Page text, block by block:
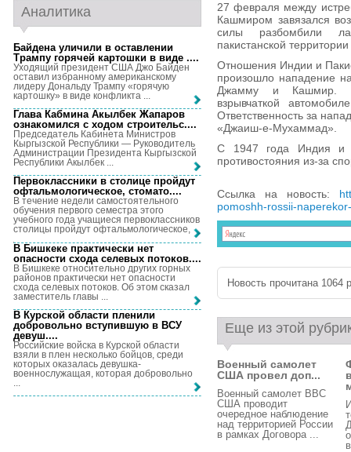
27 февраля между
Кашмиром завязался
силы разбомбили
пакистанской
Отношения Индии и
произошло нападение
Джамму и Кашмир.
взрывчаткой
Ответственность за
«Джаиш-е-Мухаммад».
С 1947 года Индия и
противостояния из-за
Ссылка на новость:
pomoshh-rossii-
Новость прочитана 1064
Еще из этой
Военный самолет
США провел доп...
Военный самолет ВВС
США проводит
очередное наблюдение
над территорией России
в рамках Договора ...
Аналитика
Байдена уличили в оставлении
Трампу горячей картошки в виде ....
Уходящий президент США Джо Байден
оставил избранному американскому
лидеру Дональду Трампу «горячую
картошку» в виде конфликта ...
Глава Кабмина Акылбек Жапаров
ознакомился с ходом строительс....
Председатель Кабинета Министров
Кыргызской Республики — Руководитель
Администрации Президента Кыргызской
Республики Акылбек ...
Первоклассники в столице пройдут
офтальмологическое, стомато....
В течение недели самостоятельного
обучения первого семестра этого
учебного года учащиеся первоклассников
столицы пройдут офтальмологическое, ...
В Бишкеке практически нет
опасности схода селевых потоков....
В Бишкеке относительно других горных
районов практически нет опасности
схода селевых потоков. Об этом сказал
заместитель главы ...
В Курской области пленили
добровольно вступившую в ВСУ
девуш....
Российские войска в Курской области
взяли в плен несколько бойцов, среди
которых оказалась девушка-
военнослужащая, которая добровольно
...